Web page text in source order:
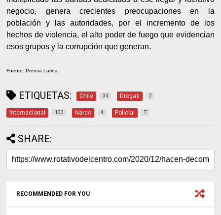
negocio, genera crecientes preocupaciones en la
población y las autoridades, por el incremento de los
hechos de violencia, el alto poder de fuego que evidencian
esos grupos y la corrupción que generan.
Fuente: Prensa Latina
ETIQUETAS: Chile 34 Drogas 2
Internacional 133 Narco 4 Policial 7
SHARE:
RECOMMENDED FOR YOU